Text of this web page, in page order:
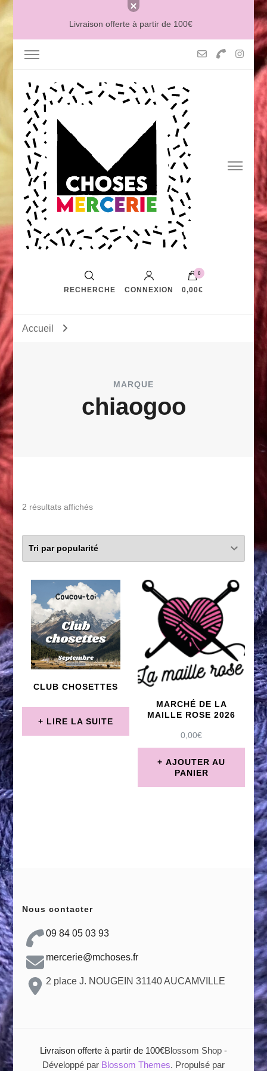
Livraison offerte à partir de 100€
MERCERIE MCHOSES
RECHERCHE CONNEXION
0
0,00€
Accueil
MARQUE
chiaogoo
2 résultats affichésTrié
popularité
CLUB CHOSETTES
LIRE LA SUITE
MARCHÉ DE LA
MAILLE ROSE 2026
0,00€
AJOUTER AU
PANIER
Nous contacter
09 84 05 03 93
mercerie@mchoses.fr
2 place J. NOUGEIN 31140 AUCAMVILLE
Livraison offerte à partir de 100€Blossom Shop -
Développé par Blossom Themes. Propulsé par